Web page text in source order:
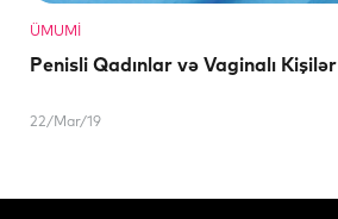
ÜMUMI
Penisli Qadınlar və Vaginalı Kişilər
22/Mar/19